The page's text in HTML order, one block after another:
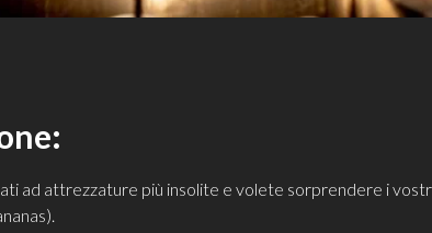
:
ad attrezzature più insolite e volete sorprendere i